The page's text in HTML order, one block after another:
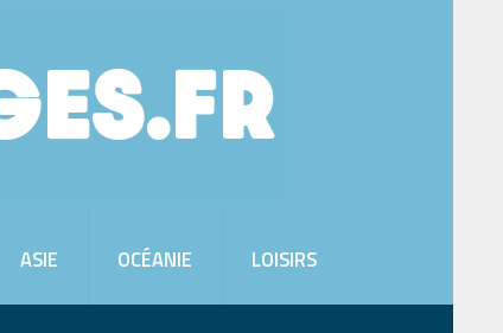
ASIE OCÉANIE LOISIRS